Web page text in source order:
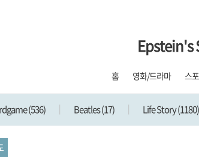
홈 영화/드라마 스
(536) Beatles(17) Life Story(1180)